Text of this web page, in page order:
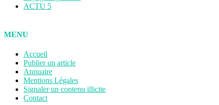
ACTU 5
MENU
Accueil
Publier un article
Annuaire
Mentions Légales
Signaler un contenu illicite
Contact